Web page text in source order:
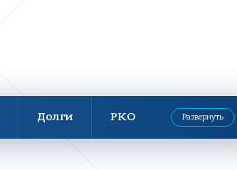
Долги РКО Развернуть